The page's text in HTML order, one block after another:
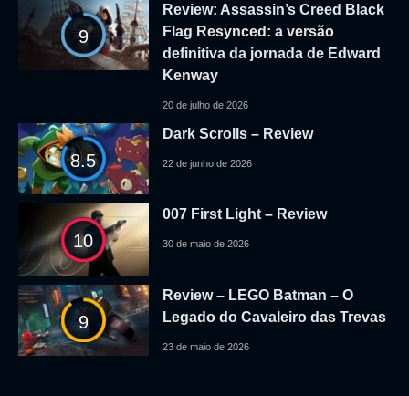
9
Review: Assassin’s Creed Black
Flag Resynced: a versão
definitiva da jornada de Edward
Kenway
20 de julho de 2026
8.5
Dark Scrolls – Review
22 de junho de 2026
10
007 First Light – Review
30 de maio de 2026
9
Review – LEGO Batman – O
Legado do Cavaleiro das Trevas
23 de maio de 2026